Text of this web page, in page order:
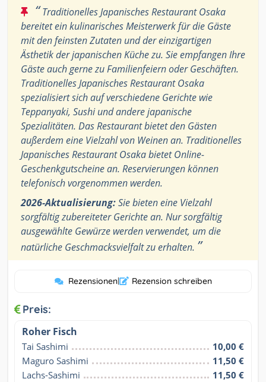
“Traditionelles Japanisches Restaurant Osaka
bereitet ein kulinarisches Meisterwerk für die Gäste
mit den feinsten Zutaten und der einzigartigen
Ästhetik der japanischen Küche zu. Sie empfangen Ihre
Gäste auch gerne zu Familienfeiern oder Geschäften.
Traditionelles Japanisches Restaurant Osaka
spezialisiert sich auf verschiedene Gerichte wie
Teppanyaki, Sushi und andere japanische
Spezialitäten. Das Restaurant bietet den Gästen
außerdem eine Vielzahl von Weinen an. Traditionelles
Japanisches Restaurant Osaka bietet Online-
Geschenkgutscheine an. Reservierungen können
telefonisch vorgenommen werden.
2026-Aktualisierung:Sie bieten eine Vielzahl
sorgfältig zubereiteter Gerichte an. Nur sorgfältig
ausgewählte Gewürze werden verwendet, um die
natürliche Geschmacksvielfalt zu erhalten. ”
Rezensionen| Rezension schreiben
Preis:
Roher Fisch
Tai Sashimi
10,00 €
Maguro Sashimi
11,50 €
Lachs-Sashimi
11,50 €